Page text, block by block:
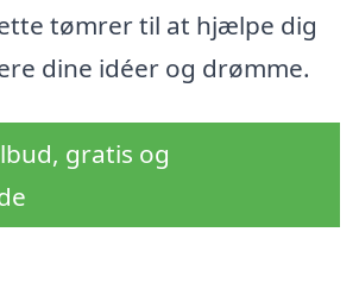
tømrer til at hjælpe dig
dine idéer og drømme.
gratis og